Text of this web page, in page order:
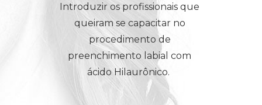
Introduzir os profissionais que
queiram se capacitar no
procedimento de
preenchimento labial com
ácido Hilaurônico.